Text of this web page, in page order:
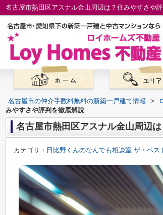
名古屋市熱田区アスナル金山周辺は？住みやすさや
名古屋市の仲介手数料無料の新築一戸建て情報 >
みやすさや評判を徹底解説
名古屋市熱田区アスナル金山周辺
カテゴリ： 日比野くんのなんでも相談室 ザ・ベス